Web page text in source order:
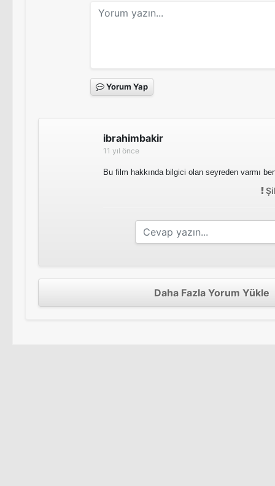
Yorum Yap
ibrahimbakir
11 yıl önce
Bu film hakkında bilgici olan seyreden varmı
Daha Fazla Yorum Yükle